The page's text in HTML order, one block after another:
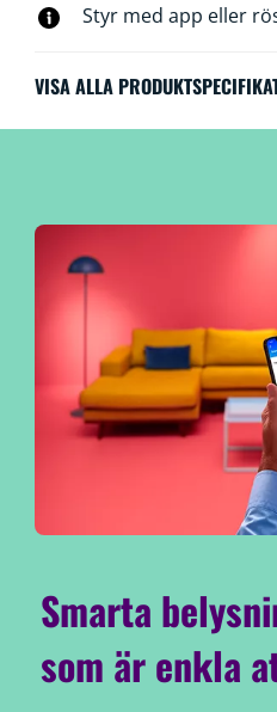
Styr med app eller
VISA ALLA
Smarta
som är enkla